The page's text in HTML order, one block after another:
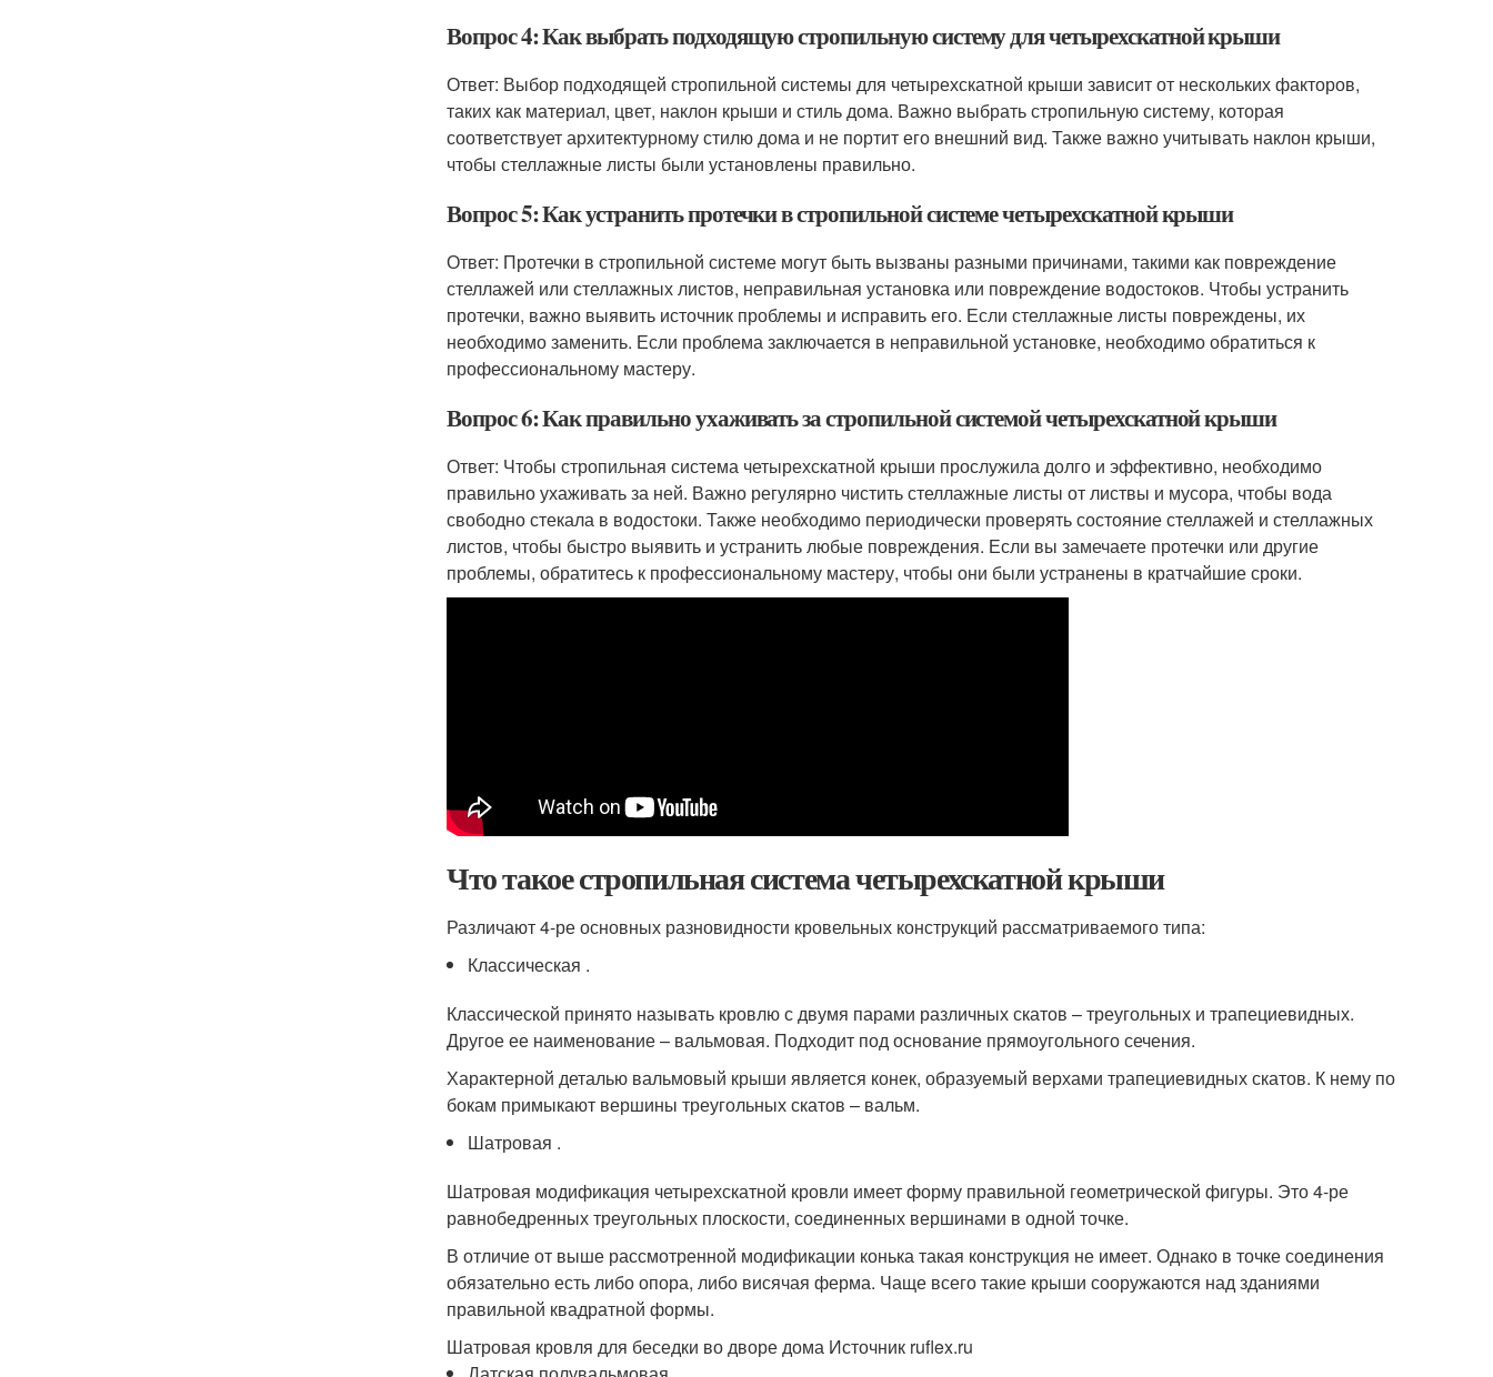
Вопрос 4: Как выбрать подходящую стропильную систему для четырехскатной крыши
Ответ: Выбор подходящей стропильной системы для четырехскатной крыши зависит от нескольких факторов,
таких как материал, цвет, наклон крыши и стиль дома. Важно выбрать стропильную систему, которая
соответствует архитектурному стилю дома и не портит его внешний вид. Также важно учитывать наклон крыши,
чтобы стеллажные листы были установлены правильно.
Вопрос 5: Как устранить протечки в стропильной системе четырехскатной крыши
Ответ: Протечки в стропильной системе могут быть вызваны разными причинами, такими как повреждение
стеллажей или стеллажных листов, неправильная установка или повреждение водостоков. Чтобы устранить
протечки, важно выявить источник проблемы и исправить его. Если стеллажные листы повреждены, их
необходимо заменить. Если проблема заключается в неправильной установке, необходимо обратиться к
профессиональному мастеру.
Вопрос 6: Как правильно ухаживать за стропильной системой четырехскатной крыши
Ответ: Чтобы стропильная система четырехскатной крыши прослужила долго и эффективно, необходимо
правильно ухаживать за ней. Важно регулярно чистить стеллажные листы от листвы и мусора, чтобы вода
свободно стекала в водостоки. Также необходимо периодически проверять состояние стеллажей и стеллажных
листов, чтобы быстро выявить и устранить любые повреждения. Если вы замечаете протечки или другие
проблемы, обратитесь к профессиональному мастеру, чтобы они были устранены в кратчайшие сроки.
Что такое стропильная система четырехскатной крыши
Различают 4-ре основных разновидности кровельных конструкций рассматриваемого типа:
Классическая .
Классической принято называть кровлю с двумя парами различных скатов – треугольных и трапециевидных.
Другое ее наименование – вальмовая. Подходит под основание прямоугольного сечения.
Характерной деталью вальмовый крыши является конек, образуемый верхами трапециевидных скатов. К нему по
бокам примыкают вершины треугольных скатов – вальм.
Шатровая .
Шатровая модификация четырехскатной кровли имеет форму правильной геометрической фигуры. Это 4-ре
равнобедренных треугольных плоскости, соединенных вершинами в одной точке.
В отличие от выше рассмотренной модификации конька такая конструкция не имеет. Однако в точке соединения
обязательно есть либо опора, либо висячая ферма. Чаще всего такие крыши сооружаются над зданиями
правильной квадратной формы.
Шатровая кровля для беседки во дворе дома Источник ruflex.ru